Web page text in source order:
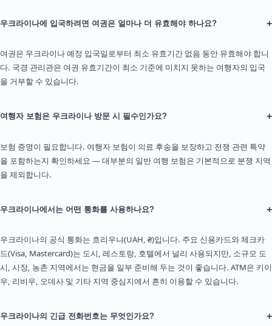
우크라이나에 입국하려면 여권은 얼마나 더 유효해야 하나요? +
여권은 우크라이나 예정 입국일로부터 최소 유효기간 없음 동안 유효해야 합니
다. 국경 관리관은 여권 유효기간이 최소 기준에 미치지 못하는 여행자의 입국
을 거부할 수 있습니다.
여행자 보험은 우크라이나 방문 시 필수인가요? +
보험 증명이 필요합니다. 여행자 보험이 의료 후송을 보장하고 전쟁 관련 특약
을 포함하는지 확인하세요 — 대부분의 일반 여행 보험은 기본적으로 분쟁 지역
을 제외합니다.
우크라이나에서는 어떤 통화를 사용하나요? +
우크라이나의 공식 통화는 흐리우냐(UAH, ₴)입니다. 주요 신용카드와 체크카
드(Visa, Mastercard)는 도시, 레스토랑, 호텔에서 널리 사용되지만, 소규모 도
시, 시장, 농촌 지역에서는 현금을 일부 준비해 두는 것이 좋습니다. ATM은 키이
우, 리비우, 오데사 및 기타 지역 중심지에서 흔히 이용할 수 있습니다.
우크라이나의 긴급 전화번호는 무엇인가요? +